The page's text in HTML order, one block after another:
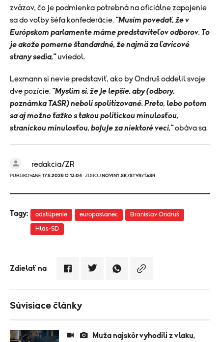
zväzov, čo je podmienka potrebná na oficiálne zapojenie
sa do voľby šéfa konfederácie. "Musím povedať, že v
Európskom parlamente máme predstaviteľov odborov. To
je akože pomerne štandardné, že najmä za ľavicové
strany sedia,"uviedol.
Lexmann si nevie predstaviť, ako by Ondruš oddelil svoje
dve pozície. "Myslím si, že je lepšie, aby (odbory,
poznámka TASR) neboli spolitizované. Preto, lebo potom
sa aj možno ťažko s takou politickou minulosťou,
straníckou minulosťou, bojuje za niektoré veci,"obáva sa.
redakcia/ZR
PUBLIKOVANÉ 17.5.2026 O 13:04 · ZDROJ NOVINY.SK/STVR/TASR
Tagy: odstúpenie europoslanec Branislav Ondruš
Hlas-SD
Zdielať na
Súvisiace články